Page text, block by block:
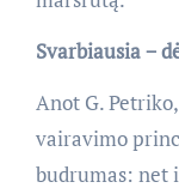
Svarbiausia −
Anot G.
vairavimo
budrumas: net